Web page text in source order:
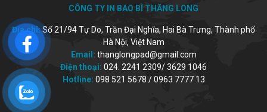
CÔNG TY IN BAO BÌ THĂNG LONG
Địa chỉ:Số 21/94 Tự Do, Trần Đại Nghĩa, Hai Bà Trưng, Thành phố
Hà Nội, Việt Nam
Email: thanglongpad@gmail.com
Điện thoại: 024. 2241 2309/ 3629 1046
Hotline: 098 521 5678 / 0963 7777 13